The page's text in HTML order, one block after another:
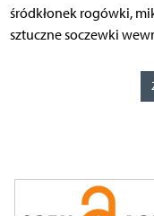
śródkłonek rogówki,
sztuczne soczewki